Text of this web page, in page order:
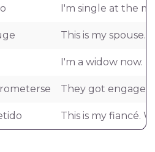
I'm single at the
This is my spouse.
I'm a widow now.
They got
This is my fiancé.